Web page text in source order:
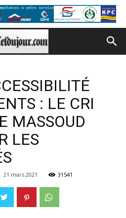
: LE CRI
MASSOUD
LES
21 mars 2021 31541